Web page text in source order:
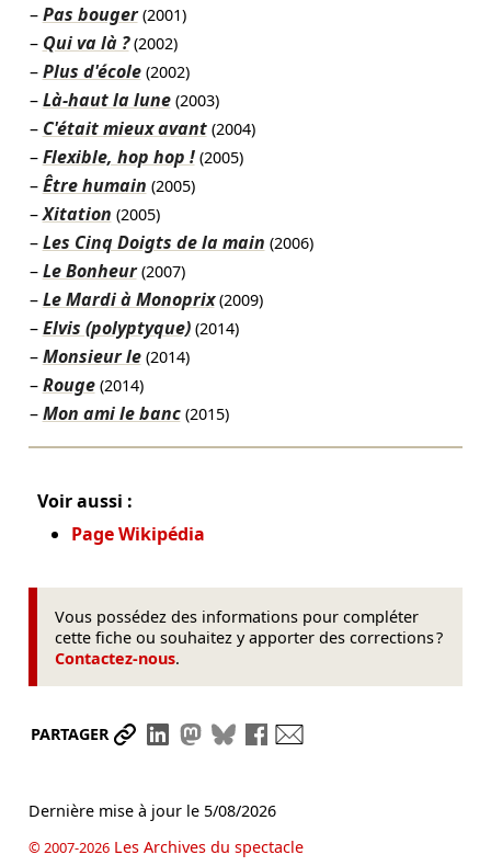
Pas bouger (2001)
Qui va là ? (2002)
Plus d'école (2002)
Là-haut la lune (2003)
C'était mieux avant (2004)
Flexible, hop hop ! (2005)
Être humain (2005)
Xitation (2005)
Les Cinq Doigts de la main (2006)
Le Bonheur (2007)
Le Mardi à Monoprix (2009)
Elvis (polyptyque) (2014)
Monsieur le (2014)
Rouge (2014)
Mon ami le banc (2015)
Voir aussi :
Page Wikipédia
Vous possédez des informations pour compléter
cette fiche ou souhaitez y apporter des corrections ?
Contactez-nous.
PARTAGER Partager le lien
Partager sur LinkedIn
Partager sur Mastodon
Partager sur Bluesky
Partager sur Facebook
Dernière mise à jour le 5/08/2026
© 2007-2026Les Archives du spectacle